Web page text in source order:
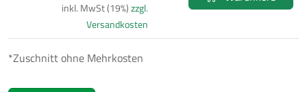
inkl. MwSt (19%)zzgl.
Versandkosten
*Zuschnitt ohne Mehrkosten